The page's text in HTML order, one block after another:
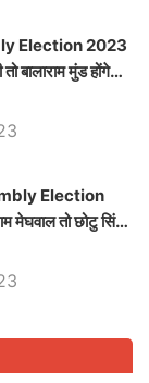
Election 2023
बालाराम मुंड होंगे
बायतू विधानसभा
Election
मेघवाल तो छोटु सिंह
जानिये जैसलमेर
समीकरण